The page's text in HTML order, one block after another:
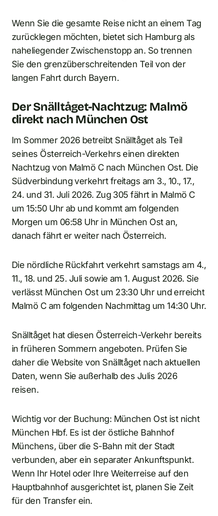
Wenn Sie die gesamte Reise nicht an einem Tag
zurücklegen möchten, bietet sich Hamburg als
naheliegender Zwischenstopp an. So trennen
Sie den grenzüberschreitenden Teil von der
langen Fahrt durch Bayern.
Der Snälltåget-Nachtzug: Malmö
direkt nach München Ost
Im Sommer 2026 betreibt Snälltåget als Teil
seines Österreich-Verkehrs einen direkten
Nachtzug von Malmö C nach München Ost. Die
Südverbindung verkehrt freitags am 3., 10., 17.,
24. und 31. Juli 2026. Zug 305 fährt in Malmö C
um 15:50 Uhr ab und kommt am folgenden
Morgen um 06:58 Uhr in München Ost an,
danach fährt er weiter nach Österreich.
Die nördliche Rückfahrt verkehrt samstags am 4.,
11., 18. und 25. Juli sowie am 1. August 2026. Sie
verlässt München Ost um 23:30 Uhr und erreicht
Malmö C am folgenden Nachmittag um 14:30 Uhr.
Snälltåget hat diesen Österreich-Verkehr bereits
in früheren Sommern angeboten. Prüfen Sie
daher die Website von Snälltåget nach aktuellen
Daten, wenn Sie außerhalb des Julis 2026
reisen.
Wichtig vor der Buchung: München Ost ist nicht
München Hbf. Es ist der östliche Bahnhof
Münchens, über die S-Bahn mit der Stadt
verbunden, aber ein separater Ankunftspunkt.
Wenn Ihr Hotel oder Ihre Weiterreise auf den
Hauptbahnhof ausgerichtet ist, planen Sie Zeit
für den Transfer ein.